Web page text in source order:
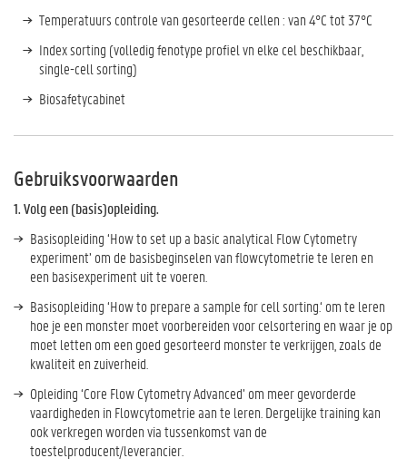
Temperatuurs controle van gesorteerde cellen : van 4°C tot 37°C
Index sorting (volledig fenotype profiel vn elke cel beschikbaar,
single-cell sorting)
Biosafetycabinet
Gebruiksvoorwaarden
1. Volg een (basis)opleiding.
Basisopleiding ‘How to set up a basic analytical Flow Cytometry
experiment’ om de basisbeginselen van flowcytometrie te leren en
een basisexperiment uit te voeren.
Basisopleiding ‘How to prepare a sample for cell sorting.‘ om te leren
hoe je een monster moet voorbereiden voor celsortering en waar je op
moet letten om een goed gesorteerd monster te verkrijgen, zoals de
kwaliteit en zuiverheid.
Opleiding ‘Core Flow Cytometry Advanced’ om meer gevorderde
vaardigheden in Flowcytometrie aan te leren. Dergelijke training kan
ook verkregen worden via tussenkomst van de
toestelproducent/leverancier.